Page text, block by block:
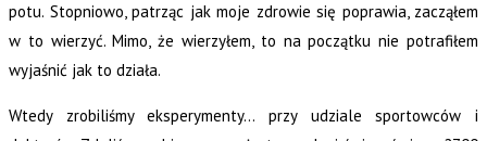
potu. Stopniowo, patrząc jak moje zdrowie się poprawia, zacząłem
w to wierzyć. Mimo, że wierzyłem, to na początku nie potrafiłem
wyjaśnić jak to działa.
Wtedy zrobiliśmy eksperymenty… przy udziale sportowców i